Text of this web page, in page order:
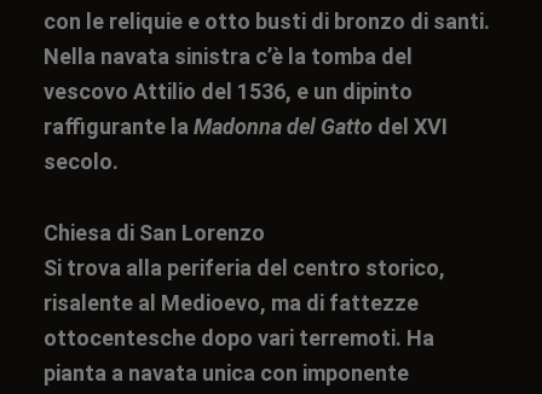
con le reliquie e otto busti di bronzo di santi.
Nella navata sinistra c’è la tomba del
vescovo Attilio del 1536, e un dipinto
raffigurante la Madonna del Gattodel XVI
secolo.
Chiesa di San Lorenzo
Si trova alla periferia del centro storico,
risalente al Medioevo, ma di fattezze
ottocentesche dopo vari terremoti. Ha
pianta a navata unica con imponente